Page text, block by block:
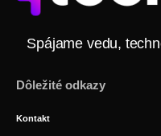
Spájame vedu,
Dôležité odkazy
Kontakt